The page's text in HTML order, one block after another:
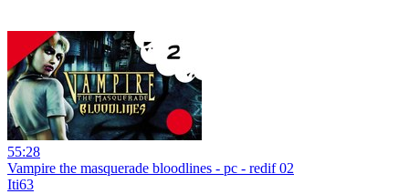
55:28
Vampire the masquerade bloodlines - pc - redif 02
Iti63